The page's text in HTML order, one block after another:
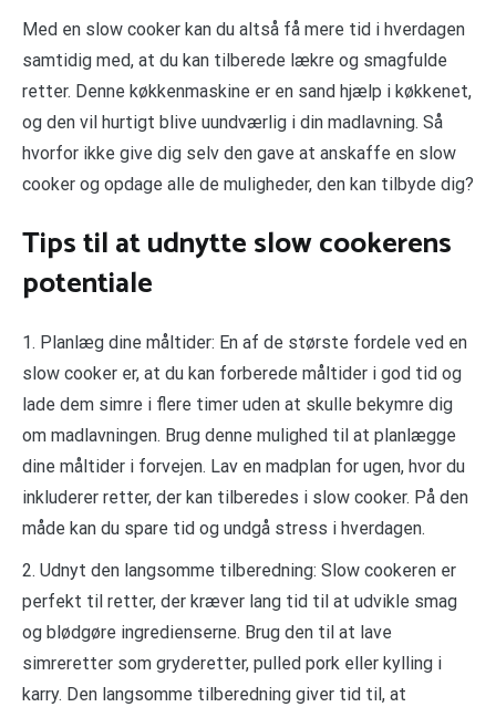
Med en slow cooker kan du altså få mere tid i hverdagen
samtidig med, at du kan tilberede lækre og smagfulde
retter. Denne køkkenmaskine er en sand hjælp i køkkenet,
og den vil hurtigt blive uundværlig i din madlavning. Så
hvorfor ikke give dig selv den gave at anskaffe en slow
cooker og opdage alle de muligheder, den kan tilbyde dig?
Tips til at udnytte slow cookerens
potentiale
1. Planlæg dine måltider: En af de største fordele ved en
slow cooker er, at du kan forberede måltider i god tid og
lade dem simre i flere timer uden at skulle bekymre dig
om madlavningen. Brug denne mulighed til at planlægge
dine måltider i forvejen. Lav en madplan for ugen, hvor du
inkluderer retter, der kan tilberedes i slow cooker. På den
måde kan du spare tid og undgå stress i hverdagen.
2. Udnyt den langsomme tilberedning: Slow cookeren er
perfekt til retter, der kræver lang tid til at udvikle smag
og blødgøre ingredienserne. Brug den til at lave
simreretter som gryderetter, pulled pork eller kylling i
karry. Den langsomme tilberedning giver tid til, at